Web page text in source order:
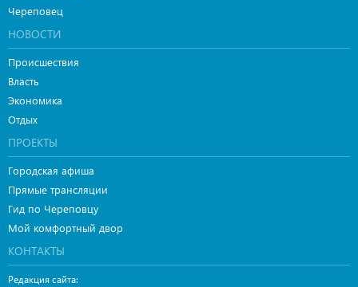
Череповец
НОВОСТИ
Происшествия
Власть
Экономика
Отдых
ПРОЕКТЫ
Городская афиша
Прямые трансляции
Гид по Череповцу
Мой комфортный двор
КОНТАКТЫ
Редакция сайта: